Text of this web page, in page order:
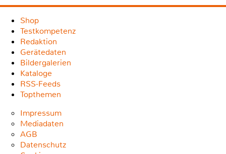
Shop
Testkompetenz
Redaktion
Gerätedaten
Bildergalerien
Kataloge
RSS-Feeds
Topthemen
Impressum
Mediadaten
AGB
Datenschutz